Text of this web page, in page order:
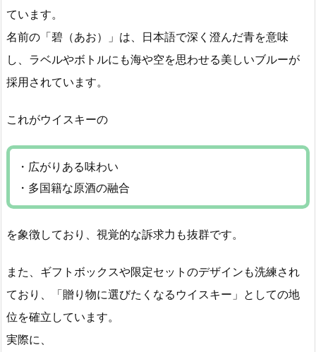
ています。
名前の「碧（あお）」は、日本語で深く澄んだ青を意味
し、ラベルやボトルにも海や空を思わせる美しいブルーが
採用されています。
これがウイスキーの
・広がりある味わい
・多国籍な原酒の融合
を象徴しており、視覚的な訴求力も抜群です。
また、ギフトボックスや限定セットのデザインも洗練され
ており、「贈り物に選びたくなるウイスキー」としての地
位を確立しています。
実際に、